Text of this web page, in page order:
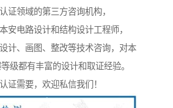
证领域的第三方咨询机构，
安电路设计和结构设计工程师，
计、画图、整改等技术咨询，对本
级都有丰富的设计和取证经验。
证需要，欢迎私信我们！